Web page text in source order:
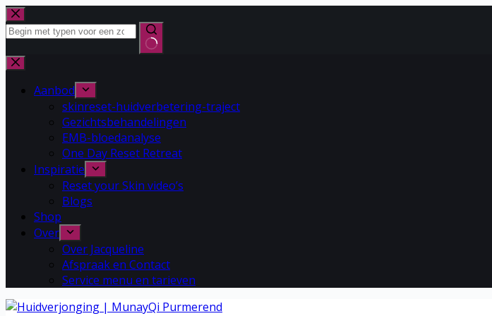
Aanbod
skinreset-huidverbetering-traject
Gezichtsbehandelingen
EMB-bloedanalyse
One Day Reset Retreat
Inspiratie
Reset your Skin video’s
Blogs
Shop
Over
Over Jacqueline
Afspraak en Contact
Service menu en tarieven